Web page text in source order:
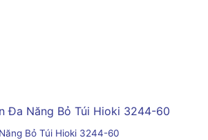
Bỏ Túi Hioki 3244-60